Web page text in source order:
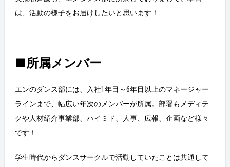
は、活動の様子をお届けしたいと思います！
■所属メンバー
エンのダンス部には、入社1年目～6年目以上のマネージャー
ラインまで、幅広い年次のメンバーが所属。部署もメディテ
クや人材紹介事業部、ハイミド、人事、広報、企画など様々
です！
学生時代からダンスサークルで活動していたことは共通して